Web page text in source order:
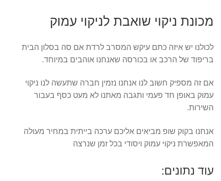
מכונת ניקוי שואבת לניקוי עמוק
לכולנו יש איזה כתם עיקש המסרב לרדת אם סה בסלון הבית
בריפוד של הרכב או בכורסה שאנחנו אוהבים במיוחד.
אם זה מספיק חשוב לנו אנחנו נזמין חברה שתעשה לנו ניקוי
עמוק באופן חד פעמי ותגבה מאתנו לא מעט כסף בעבור
השירות.
אנחנו בקוק שופ מביאים אליכם ערכה בייתית במחיר מעולה
המאפשרת ניקוי עמוק ויסודי בכל זמן שנרצה
עוד נתונים: